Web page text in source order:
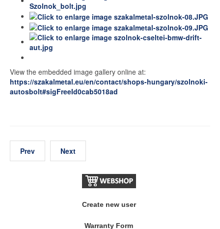
View the embedded image gallery online at:
https://szakalmetal.eu/en/contact/shops-hungary/szolnoki-
autosbolt#sigFreeId0cab5018ad
Prev Next
Create new user
Warranty Form